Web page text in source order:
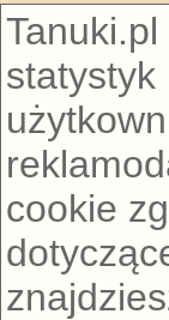
statystyk
cookie